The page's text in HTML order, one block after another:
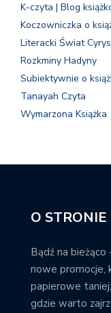
K-czyta | Blog
Koczowniczka o
Literacki Świat
Rozkminy Hadyny
Subiektywnie o
Tanayah Czyta
Wymarzona Książka
O STRONIE
Bądź na bieżąco
nowe promocje,
papierowe
gdzie warto